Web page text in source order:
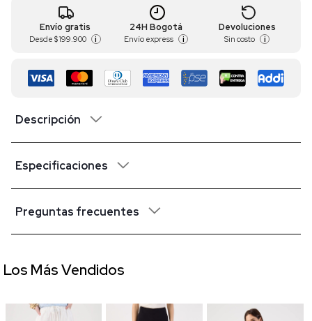
Envío gratis
Desde $ 199.900 i
24H Bogotá
Envío express i
Devoluciones
Sin costo i
Descripción
Especificaciones
Preguntas frecuentes
Los Más Vendidos